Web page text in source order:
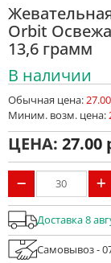
Orbit
13,6 грамм
В наличии
Обычная цена:
Миним. возм. цена:
ЦЕНА: 27.00
Доставка 8
Самовывоз -